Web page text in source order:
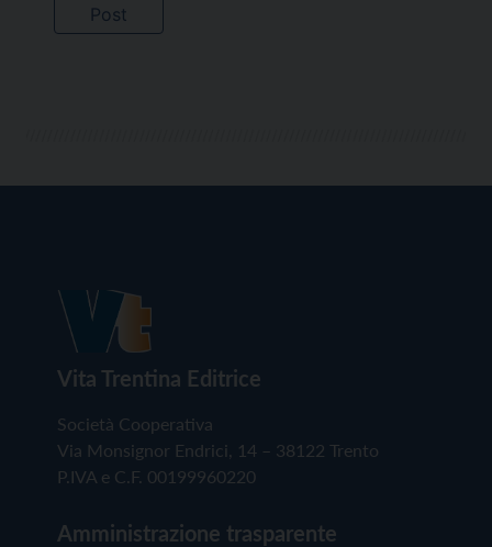
Vita Trentina Editrice
Società Cooperativa
Via Monsignor Endrici, 14 – 38122 Trento
P.IVA e C.F. 00199960220
Amministrazione trasparente